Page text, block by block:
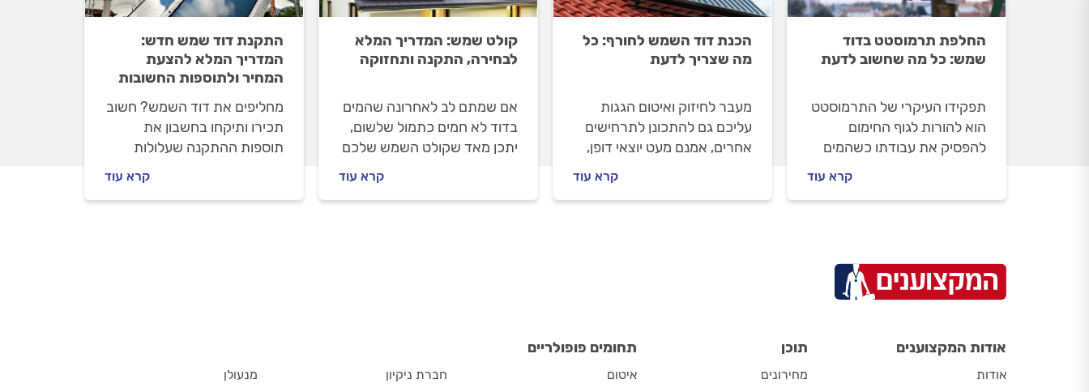
החלפת תרמוסטט בדוד
שמש: כל מה שחשוב לדעת
תפקידו העיקרי של התרמוסטט
הוא להורות לגוף החימום
להפסיק את עבודתו כשהמים
במדריך הבא נסביר מה תפקיד
התרמוסטט, מה עלול לקרות
תרמוסטט?
קרא עוד
הכנת דוד השמש לחורף: כל
מה שצריך לדעת
מעבר לחיזוק ואיטום הגגות
עליכם גם להתכונן לתרחישים
אחרים, אמנם מעט יוצאי דופן,
להשאיר אתכם אובדי עצות
וחסרי אונים. מה עושים?
קרא עוד
קולט שמש: המדריך המלא
לבחירה, התקנה ותחזוקה
אם שמתם לב לאחרונה שהמים
בדוד לא חמים כתמול שלשום,
יתכן מאד שקולט השמש שלכם
יתאים לדוד השמש שלכם מה
חשוב לדעת על ההתקנה? כל
קרא עוד
התקנת דוד שמש חדש:
המדריך המלא להצעת
המחיר ולתוספות החשובות
מחליפים את דוד השמש? חשוב
תכירו ותיקחו בחשבון את
תוספות ההתקנה שעלולות
מייקרות את העבודה? הכל
קרא עוד
אודות המקצוענים
אודות
תוכן
מחירונים
תחומים פופולריים
איטום
חברת ניקיון
מנעולן